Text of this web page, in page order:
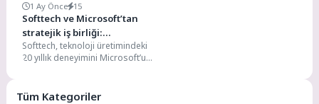
1 Ay Önce 15
Softtech ve Microsoft’tan
stratejik iş birliği:
Kurumların yapay zekâ ve
dijital dönüşüm
Softtech, teknoloji üretimindeki
20 yıllık deneyimini Microsoft’un
yapay...
Tüm Kategoriler